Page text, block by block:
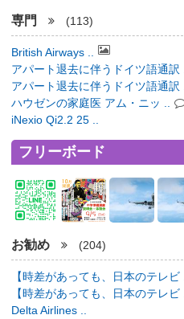
専門 (113)
British Airways ..
アパート退去に伴うドイツ語通訳 ..
アパート退去に伴うドイツ語通訳 ..
ハウゼンの家庭医 アム・ニッ ..
iNexio Qi2.2 25 ..
フリーボード
お勧め (204)
【時差があっても、日本のテレビ ..
【時差があっても、日本のテレビ ..
Delta Airlines ..